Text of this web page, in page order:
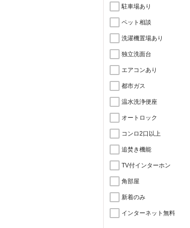
駐車場あり
ペット相談
洗濯機置場あり
独立洗面台
エアコンあり
都市ガス
温水洗浄便座
オートロック
コンロ2口以上
追焚き機能
TV付インターホン
角部屋
新着のみ
インターネット無料